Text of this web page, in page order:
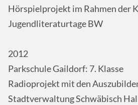
Hörspielprojekt im Rahmen der
Jugendliteraturtage BW
2012
Parkschule Gaildorf: 7. Klasse
Radioprojekt mit den
Stadtverwaltung Schwäbisch